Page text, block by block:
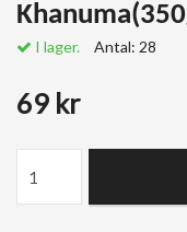
I lager. Antal: 28
69 kr